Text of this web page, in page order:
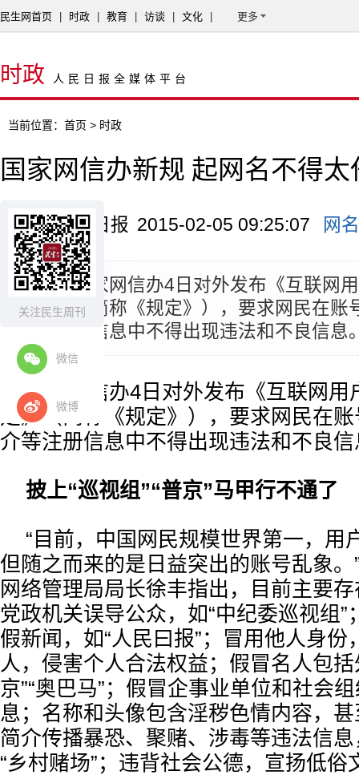
关注民生周刊
微信
微博
民生网首页 时政 教育 访谈 文化 更多
时政 人民日报全媒体平台
当前位置： 首页 > 时政
国家网信办新规 起网名不得太
来源：人民日报 2015-02-05 09:25:07 网名
摘要：国家网信办4日对外发布《互联网
规定》（简称《规定》），要求网民在账
介等注册信息中不得出现违法和不良信息
国家网信办4日对外发布《互联网用
定》（简称《规定》），要求网民在
介等注册信息中不得出现违法和不良
披上“巡视组”“普京”马甲行不通了
“目前，中国网民规模世界第一，用
但随之而来的是日益突出的账号乱象。
网络管理局局长徐丰指出，目前主要
党政机关误导公众，如“中纪委巡视组”
假新闻，如“人民曰报”；冒用他人身份
人，侵害个人合法权益；假冒名人包
京”“奥巴马”；假冒企事业单位和社会
息；名称和头像包含淫秽色情内容，
简介传播暴恐、聚赌、涉毒等违法信息
“乡村赌场”；违背社会公德，宣扬低俗